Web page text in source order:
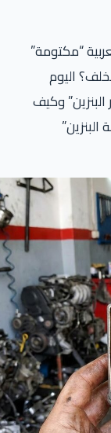
“مكتومة”
اليوم
وكيف